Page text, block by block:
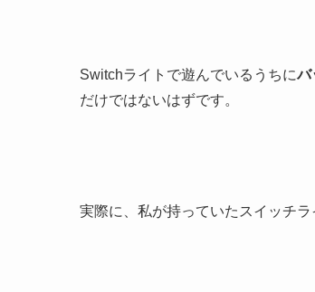
Switchライトで遊んでいるうちにバ
だけではないはずです。
実際に、私が持っていたスイッチラ